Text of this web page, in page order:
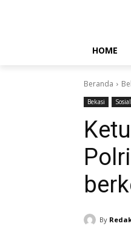
HOME
Beranda
Bekasi
By